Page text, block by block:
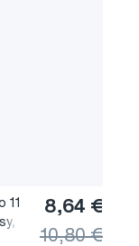
11
8,64 €
10,80 €